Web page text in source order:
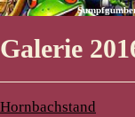
Galerie
Hornbachstand